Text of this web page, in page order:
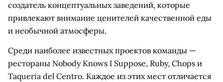
создатель концептуальных заведений, которые
привлекают внимание ценителей качественной еды
и необычной атмосферы.
Среди наиболее известных проектов команды —
рестораны Nobody Knows I Suppose, Ruby, Chops и
Taqueria del Centro. Каждое из этих мест отличается